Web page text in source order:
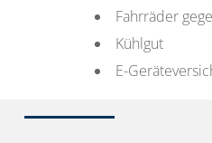
Fahrräder
Kühlgut
E-